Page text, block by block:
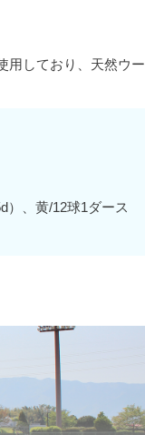
用しており、天然ウー
）、黄/12球1ダース